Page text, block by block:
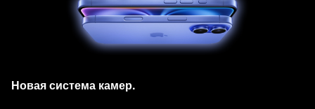
Новая система камер.